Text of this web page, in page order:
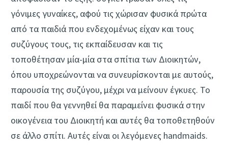
γόνιμες γυναίκες, αφού τις χώρισαν φυσικά πρώτα
από τα παιδιά που ενδεχομένως είχαν και τους
συζύγους τους, τις εκπαίδευσαν και τις
τοποθέτησαν μία-μία στα σπίτια των Διοικητών,
όπου υποχρεώνονται να συνευρίσκονται με αυτούς,
παρουσία της συζύγου, μέχρι να μείνουν έγκυες. Το
παιδί που θα γεννηθεί θα παραμείνει φυσικά στην
οικογένεια του Διοικητή και αυτές θα τοποθετηθούν
σε άλλο σπίτι. Αυτές είναι οι λεγόμενες handmaids.